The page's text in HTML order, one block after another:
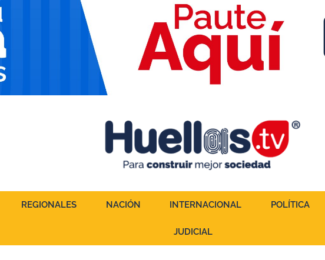
REGIONALES NACIÓN INTERNACIONAL POLÍTICA
JUDICIAL